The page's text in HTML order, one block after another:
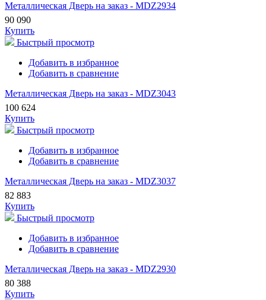
Металлическая Дверь на заказ - MDZ2934
90 090
Купить
Быстрый просмотр
Добавить в избранное
Добавить в сравнение
Металлическая Дверь на заказ - MDZ3043
100 624
Купить
Быстрый просмотр
Добавить в избранное
Добавить в сравнение
Металлическая Дверь на заказ - MDZ3037
82 883
Купить
Быстрый просмотр
Добавить в избранное
Добавить в сравнение
Металлическая Дверь на заказ - MDZ2930
80 388
Купить